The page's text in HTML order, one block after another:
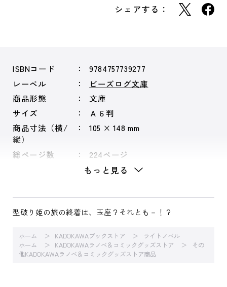
シェアする：
ISBNコード
9784757739277
レーベル
ビーズログ文庫
商品形態
文庫
サイズ
Ａ６判
商品寸法（横/
縦）
105 × 148 mm
総ページ数 224ページ
もっと見る
型破り姫の旅の終着は、玉座？それとも－！？
ホーム KADOKAWAブックストア
ライトノベル
ホーム
KADOKAWAラノベ＆コミックグッズストア
その
他KADOKAWAラノベ＆コミックグッズストア商品